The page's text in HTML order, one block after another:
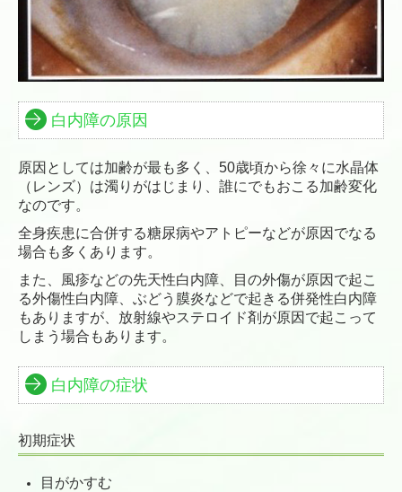
白内障の原因
原因としては加齢が最も多く、50歳頃から徐々に水晶体
（レンズ）は濁りがはじまり、誰にでもおこる加齢変化
なのです。
全身疾患に合併する糖尿病やアトピーなどが原因でなる
場合も多くあります。
また、風疹などの先天性白内障、目の外傷が原因で起こ
る外傷性白内障、ぶどう膜炎などで起きる併発性白内障
もありますが、 放射線やステロイド剤が原因で起こって
しまう場合もあります。
白内障の症状
初期症状
目がかすむ